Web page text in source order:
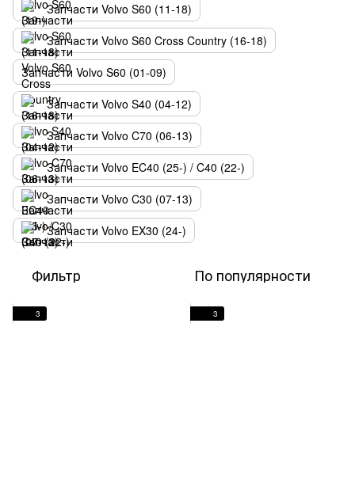
Запчасти Volvo S60 (11-18)
Запчасти Volvo S60 Cross Country (16-18)
Запчасти Volvo S60 (01-09)
Запчасти Volvo S40 (04-12)
Запчасти Volvo C70 (06-13)
Запчасти Volvo EC40 (25-) / C40 (22-)
Запчасти Volvo C30 (07-13)
Запчасти Volvo EX30 (24-)
Фильтр По популярности
3 3